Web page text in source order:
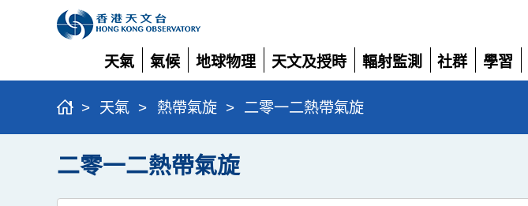
天氣
展
開
氣候
展
開
地球物理
展
開
天文及授時
展
開
輻射監測
展
開
社群
展
學習
展
> 天氣 > 熱帶氣旋 > 二零一二熱帶氣旋
二零一二熱帶氣旋